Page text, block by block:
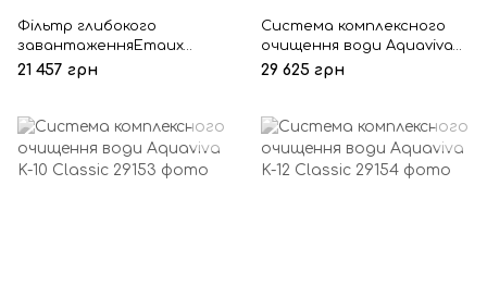
Фільтр глибокого
завантаженняEmaux
HD15350 (3.75 м3/год,
21 457 грн
Система комплексного
очищення води Aquaviva
K-1035 Cab Classic
29 625 грн